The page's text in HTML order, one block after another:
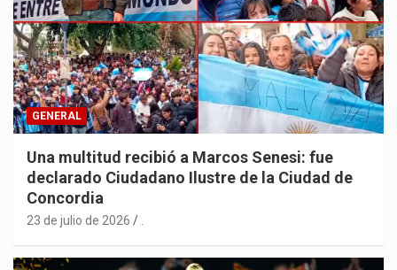
GENERAL
Una multitud recibió a Marcos Senesi: fue
declarado Ciudadano Ilustre de la Ciudad de
Concordia
23 de julio de 2026 .